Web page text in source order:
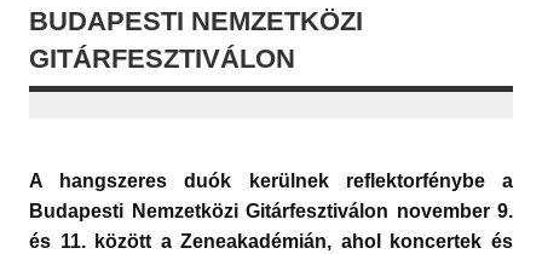
BUDAPESTI NEMZETKÖZI
GITÁRFESZTIVÁLON
A hangszeres duók kerülnek reflektorfénybe a
Budapesti Nemzetközi Gitárfesztiválon november 9.
és 11. között a Zeneakadémián, ahol koncertek és